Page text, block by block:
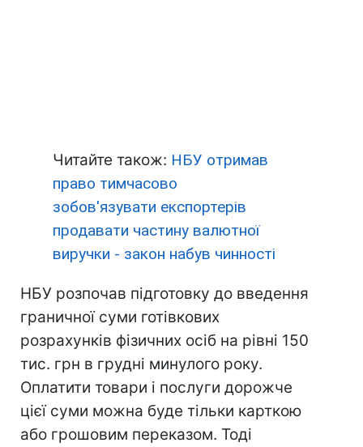
Читайте також: НБУ отримав
право тимчасово
зобов'язувати експортерів
продавати частину валютної
виручки - закон набув чинності
НБУ розпочав підготовку до введення
граничної суми готівкових
розрахунків фізичних осіб на рівні 150
тис. грн в грудні минулого року.
Оплатити товари і послуги дорожче
цієї суми можна буде тільки карткою
або грошовим переказом. Тоді